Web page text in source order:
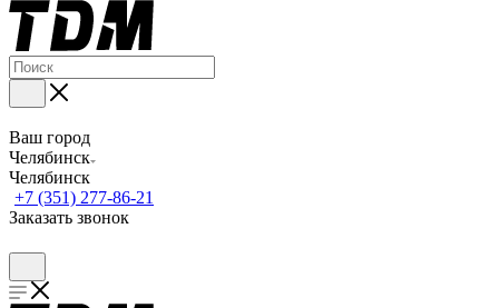
Ваш город
Челябинск
Челябинск
+7 (351) 277-86-21
Заказать звонок